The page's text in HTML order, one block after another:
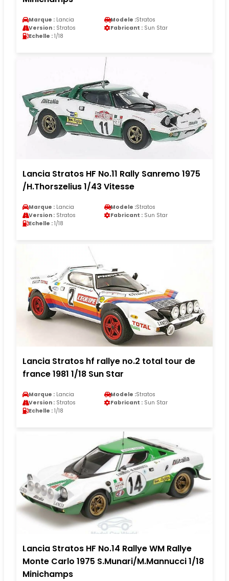
Marque : Lancia Modele :Stratos
Version : Stratos Fabricant : Sun Star
Echelle : 1/18
Lancia Stratos HF No.11 Rally Sanremo 1975
/H.Thorszelius 1/43 Vitesse
Marque : Lancia Modele :Stratos
Version : Stratos Fabricant : Sun Star
Echelle : 1/18
Lancia Stratos hf rallye no.2 total tour de
france 1981 1/18 Sun Star
Marque : Lancia Modele :Stratos
Version : Stratos Fabricant : Sun Star
Echelle : 1/18
Lancia Stratos HF No.14 Rallye WM Rallye
Monte Carlo 1975 S.Munari/M.Mannucci 1/18
Minichamps